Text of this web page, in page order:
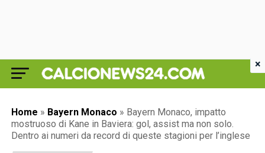
Home » Bayern Monaco » Bayern Monaco, impatto
mostruoso di Kane in Baviera: gol, assist ma non solo.
Dentro ai numeri da record di queste stagioni per l’inglese
×